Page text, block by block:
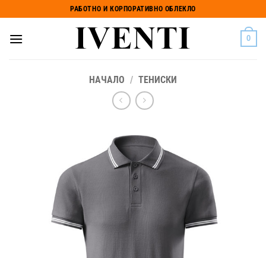
to
content
РАБОТНО И КОРПОРАТИВНО ОБЛЕКЛО
0
НАЧАЛО / ТЕНИСКИ